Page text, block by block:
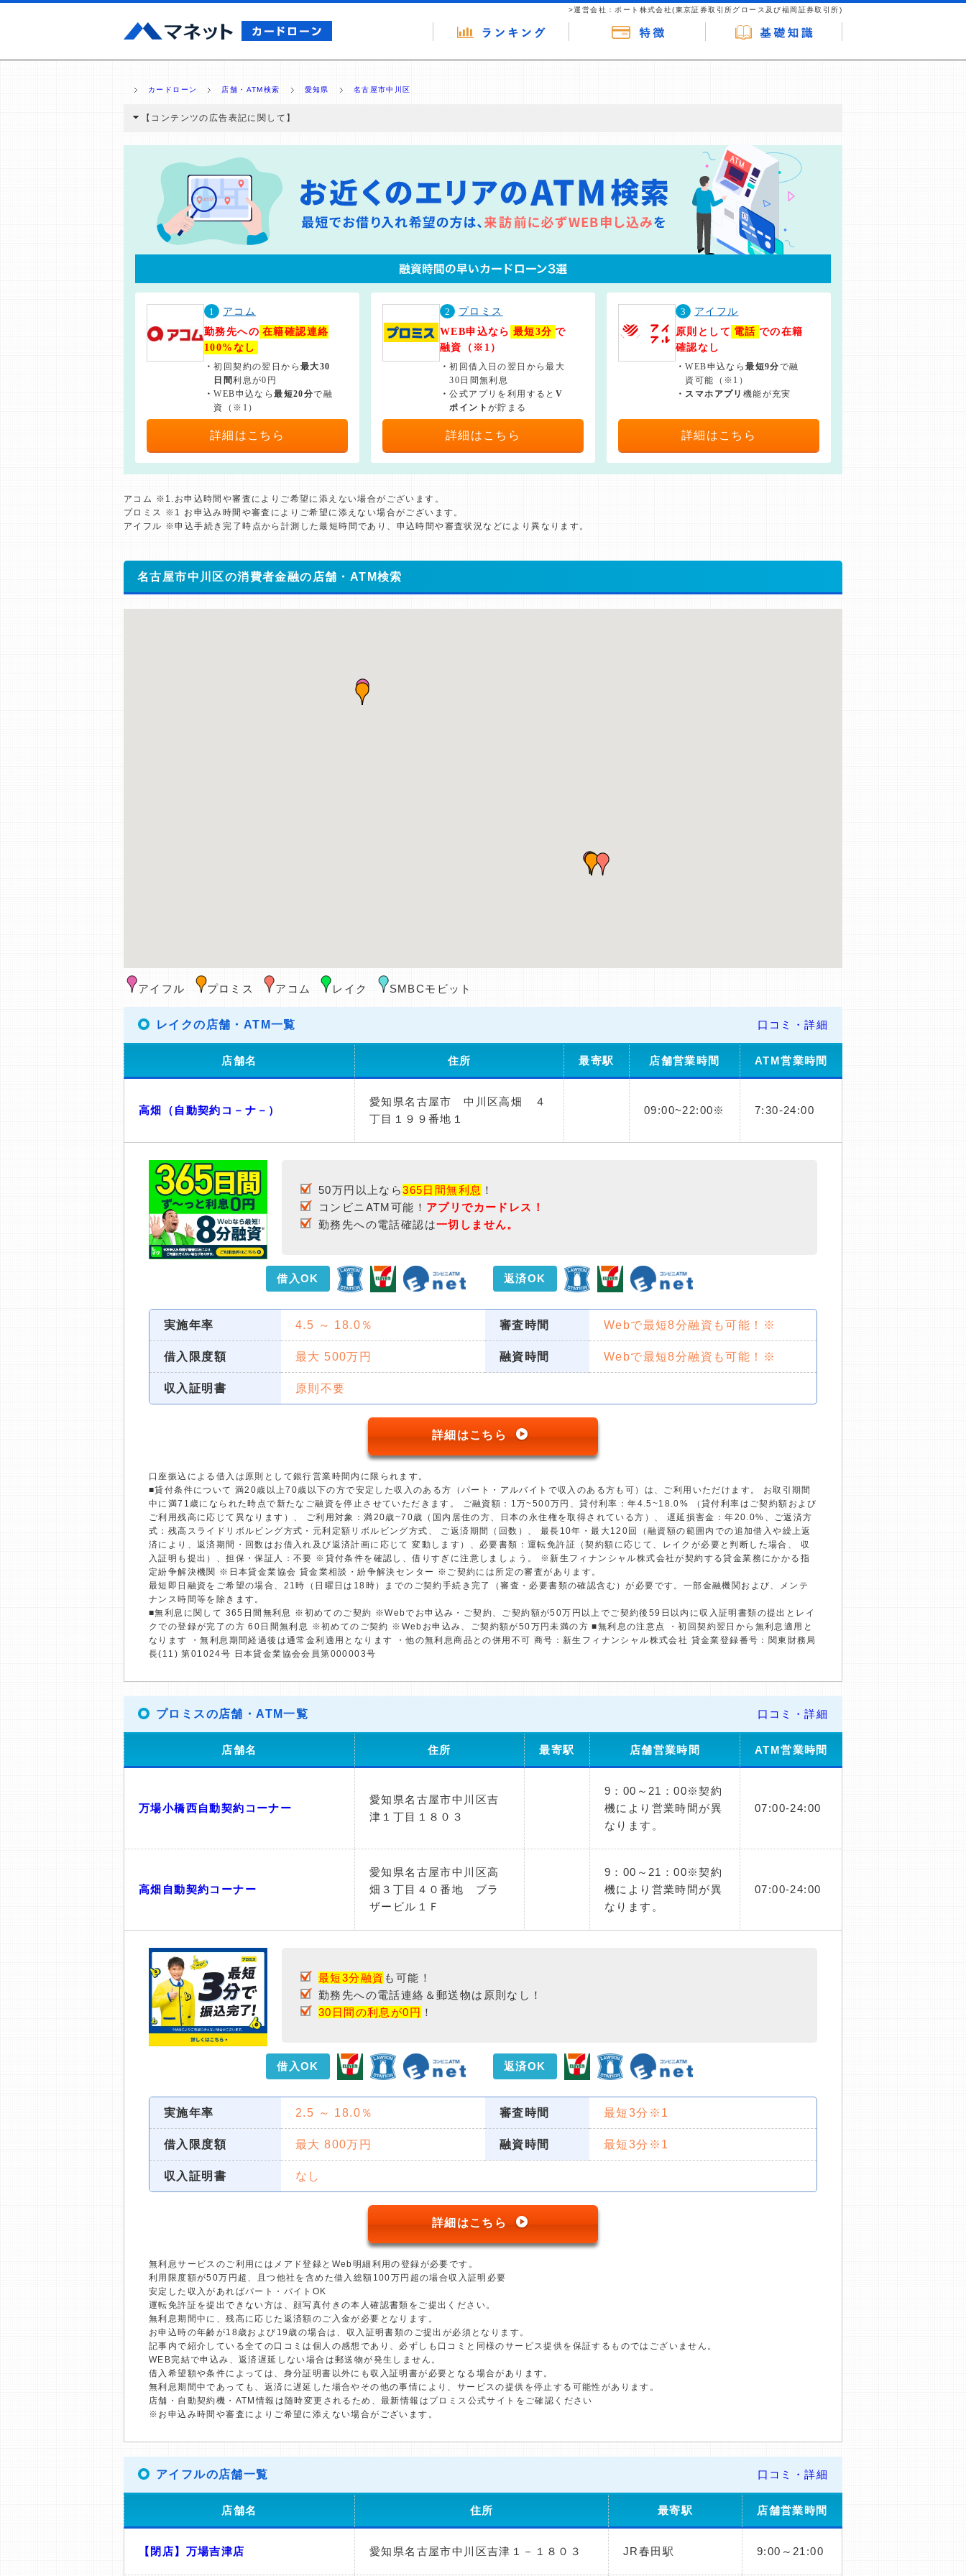
>運営会社：ポート株式会社(東京証券取引所グロース及び福岡証券取引所)
カードローン 店舗・ATM検索 愛知県 名古屋市中川区
【コンテンツの広告表記に関して】
と弊社に対して企業から紹介報酬が支払われるという収益モデルです。 ただし、特定の商品を根拠なくPRするものではなく、当編集部の調査／ユーザーへの口コ
ミ収集などに基づき、公平性を担保した情報提供を行っています。
>提携企業一覧
1
アコム
勤務先への 在籍確認連絡
100%なし
・初回契約の翌日から最大30
日間利息が0円
・WEB申込なら最短20分で融
資（※1）
詳細はこちら
2
プロミス
WEB申込なら 最短3分 で
融資（※1）
・初回借入日の翌日から最大
30日間無利息
・公式アプリを利用すると V
ポイントが貯まる
詳細はこちら
3
アイフル
原則として 電話 での在籍
確認なし
・WEB申込なら最短9分で融
資可能（※1）
・ スマホアプリ 機能が充実
詳細はこちら
アコム ※1.お申込時間や審査によりご希望に添えない場合がございます。
プロミス ※1 お申込み時間や審査によりご希望に添えない場合がございます。
アイフル ※申込手続き完了時点から計測した最短時間であり、申込時間や審査状況などにより異なります。
名古屋市中川区の消費者金融の店舗・ATM検索
アイフル プロミス アコム レイク SMBCモビット
レイクの店舗・ATM一覧 口コミ・詳細
店舗名 住所 最寄駅 店舗営業時間 ATM営業時間
高畑（自動契約コ－ナ－）
愛知県名古屋市 中川区高畑 ４
丁目１９９番地１
09:00~22:00※ 7:30-24:00
50万円以上なら365日間無利息 ！
コンビニATM可能！ アプリでカードレス！
勤務先への電話確認は一切しません。
借入OK 返済OK
実施年率 4.5 ～ 18.0％ 審査時間 Webで最短8分融資も可能！※
借入限度額 最大 500万円 融資時間 Webで最短8分融資も可能！※
収入証明書 原則不要
詳細はこちら
口座振込による借入は原則として銀行営業時間内に限られます。
■貸付条件について 満20歳以上70歳以下の方で安定した収入のある方（パート・アルバイトで収入のある方も可）は、ご利用いただけます。 お取引期間
中に満71歳になられた時点で新たなご融資を停止させていただきます。 ご融資額：1万~500万円、貸付利率：年4.5~18.0% （貸付利率はご契約額および
ご利用残高に応じて異なります）、 ご利用対象：満20歳~70歳（国内居住の方、日本の永住権を取得されている方）、 遅延損害金：年20.0%、ご返済方
式：残高スライドリボルビング方式・元利定額リボルビング方式、 ご返済期間（回数）、 最長10年・最大120回（融資額の範囲内での追加借入や繰上返
済により、返済期間・回数はお借入れ及び返済計画に応じて 変動します）、必要書類：運転免許証（契約額に応じて、レイクが必要と判断した場合、 収
入証明も提出）、担保・保証人：不要 ※貸付条件を確認し、借りすぎに注意しましょう。 ※新生フィナンシャル株式会社が契約する貸金業務にかかる指
定紛争解決機関 ※日本貸金業協会 貸金業相談・紛争解決センター ※ご契約には所定の審査があります。
最短即日融資をご希望の場合、21時（日曜日は18時）までのご契約手続き完了（審査・必要書類の確認含む）が必要です。一部金融機関および、メンテ
ナンス時間等を除きます。
■無利息に関して 365日間無利息 ※初めてのご契約 ※Webでお申込み・ご契約、ご契約額が50万円以上でご契約後59日以内に収入証明書類の提出とレイ
クでの登録が完了の方 60日間無利息 ※初めてのご契約 ※Webお申込み、ご契約額が50万円未満の方 ■無利息の注意点 ・初回契約翌日から無利息適用と
なります ・無利息期間経過後は通常金利適用となります ・他の無利息商品との併用不可 商号：新生フィナンシャル株式会社 貸金業登録番号：関東財務局
長(11) 第01024号 日本貸金業協会会員第000003号
プロミスの店舗・ATM一覧 口コミ・詳細
店舗名 住所 最寄駅 店舗営業時間 ATM営業時間
万場小橋西自動契約コーナー
愛知県名古屋市中川区吉
津１丁目１８０３
9：00～21：00※契約
機により営業時間が異
なります。
07:00-24:00
高畑自動契約コーナー
愛知県名古屋市中川区高
畑３丁目４０番地 ブラ
ザービル１Ｆ
9：00～21：00※契約
機により営業時間が異
なります。
07:00-24:00
最短3分融資 も可能！
勤務先への電話連絡＆郵送物は原則なし！
30日間の利息が0円 ！
借入OK 返済OK
実施年率 2.5 ～ 18.0％ 審査時間 最短3分※1
借入限度額 最大 800万円 融資時間 最短3分※1
収入証明書 なし
詳細はこちら
無利息サービスのご利用にはメアド登録とWeb明細利用の登録が必要です。
利用限度額が50万円超、且つ他社を含めた借入総額100万円超の場合収入証明必要
安定した収入があればパート・バイトOK
運転免許証を提出できない方は、顔写真付きの本人確認書類をご提出ください。
無利息期間中に、残高に応じた返済額のご入金が必要となります。
お申込時の年齢が18歳および19歳の場合は、収入証明書類のご提出が必須となります。
記事内で紹介している全ての口コミは個人の感想であり、必ずしも口コミと同様のサービス提供を保証するものではございません。
WEB完結で申込み、返済遅延しない場合は郵送物が発生しません。
借入希望額や条件によっては、身分証明書以外にも収入証明書が必要となる場合があります。
無利息期間中であっても、返済に遅延した場合やその他の事情により、サービスの提供を停止する可能性があります。
店舗・自動契約機・ATM情報は随時変更されるため、最新情報はプロミス公式サイトをご確認ください
※お申込み時間や審査によりご希望に添えない場合がございます。
アイフルの店舗一覧 口コミ・詳細
店舗名 住所 最寄駅 店舗営業時間
【閉店】万場吉津店 愛知県名古屋市中川区吉津１－１８０３ JR春田駅 9:00～21:00